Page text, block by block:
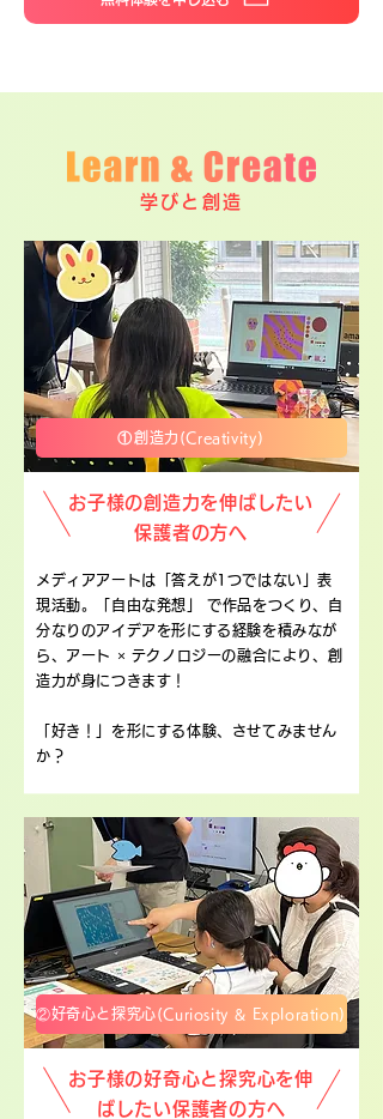
学びと創造
①創造力(Creativity)
お子様の創造力を伸ばしたい
保護者の方へ
メディアアートは「答えが1つではない」表
現活動。「自由な発想」 で作品をつくり、自
分なりのアイデアを形にする経験を積みなが
ら、アート × テクノロジーの融合により、創
造力が身につきます！
「好き！」を形にする体験、させてみません
か？
②好奇心と探究心(Curiosity & Exploration)
お子様の好奇心と探究心を伸
ばしたい保護者の方へ